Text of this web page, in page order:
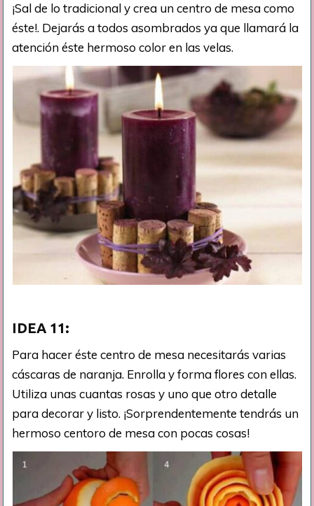
¡Sal de lo tradicional y crea un centro de mesa como
éste!. Dejarás a todos asombrados ya que llamará la
atención éste hermoso color en las velas.
IDEA 11:
Para hacer éste centro de mesa necesitarás varias
cáscaras de naranja. Enrolla y forma flores con ellas.
Utiliza unas cuantas rosas y uno que otro detalle
para decorar y listo. ¡Sorprendentemente tendrás un
hermoso centoro de mesa con pocas cosas!